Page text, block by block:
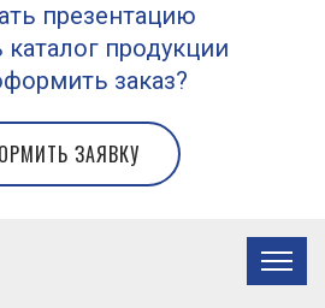
презентацию
каталог продукции
заказ?
ЗАЯВКУ